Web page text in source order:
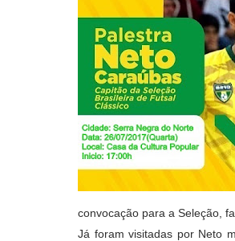
convocação para a Seleção,
Já foram visitadas por Neto